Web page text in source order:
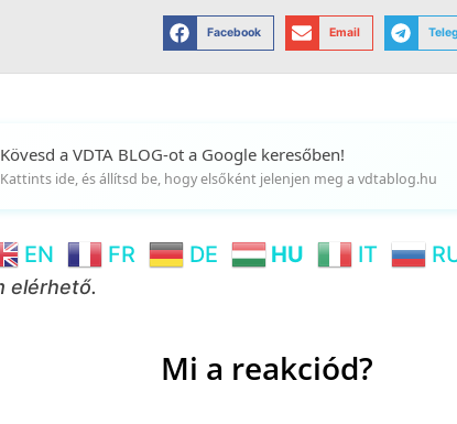
Facebook Email
Kövesd a VDTA BLOG-ot a Google keresőben!
Kattints ide, és állítsd be, hogy elsőként jelenjen meg a vdtablog.hu
EN FR DE HU IT
elérhető.
Mi a reakciód?